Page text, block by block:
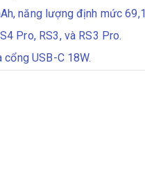
năng lượng định mức
Pro, RS3, và RS3 Pro.
USB-C 18W.